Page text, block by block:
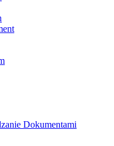
Dokumentami